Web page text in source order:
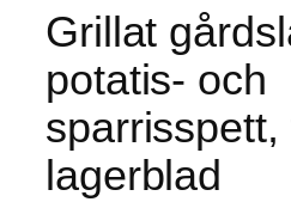
Grillat
potatis- och
sparrisspett,
lagerblad